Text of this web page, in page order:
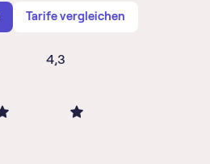
Tarife vergleichen
4,3